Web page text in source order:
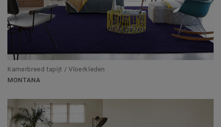
Kamerbreed tapijt / Vloerkleden
MONTANA